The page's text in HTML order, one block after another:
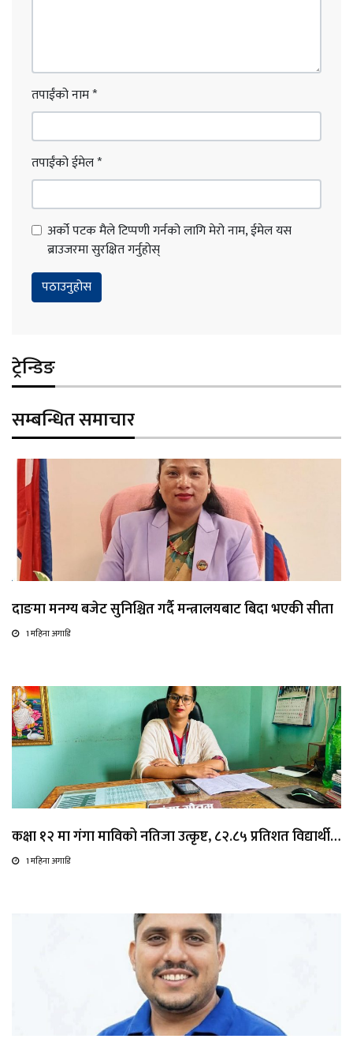
तपाईंको नाम*
तपाईंको ईमेल*
अर्को पटक मैले टिप्पणी गर्नको लागि मेरो नाम, ईमेल यस
ब्राउजरमा सुरक्षित गर्नुहोस्
ट्रेन्डिङ
सम्बन्धित समाचार
दाङमा मनग्य बजेट सुनिश्चित गर्दै मन्त्रालयबाट बिदा भएकी सीता
1 महिना अगाडि
कक्षा १२ मा गंगा माविको नतिजा उत्कृष्ट, ८२.८५ प्रतिशत विद्यार्थी…
1 महिना अगाडि